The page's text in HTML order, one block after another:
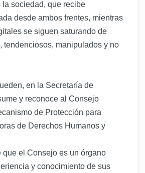
sociedad, que recibe
desde ambos frentes, mientras
se siguen saturando de
tendenciosos, manipulados y no
en la Secretaría de
y reconoce al Consejo
de Protección para
de Derechos Humanos y
que el Consejo es un órgano
y conocimiento de sus